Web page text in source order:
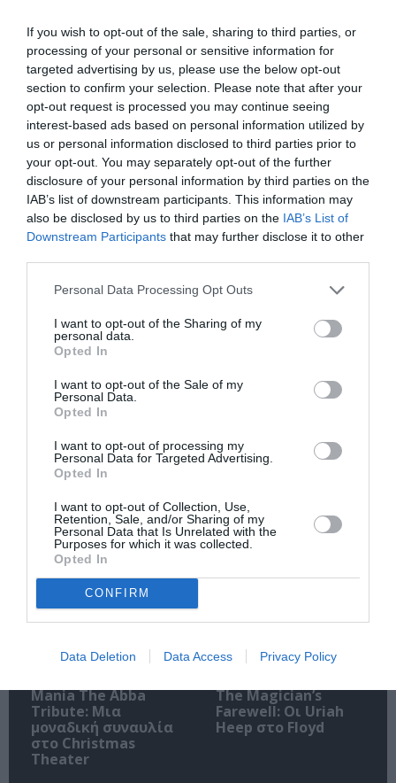
If you wish to opt-out of the sale, sharing to third parties, or
processing of your personal or sensitive information for
targeted advertising by us, please use the below opt-out
section to confirm your selection. Please note that after your
opt-out request is processed you may continue seeing
interest-based ads based on personal information utilized by
us or personal information disclosed to third parties prior to
your opt-out. You may separately opt-out of the further
disclosure of your personal information by third parties on the
IAB’s list of downstream participants. This information may
also be disclosed by us to third parties on the IAB’s List of
Downstream Participants that may further disclose it to other
Personal Data Processing Opt Outs
I want to opt-out of the Sharing of my
personal data.
Opted In
I want to opt-out of the Sale of my
Personal Data.
Opted In
I want to opt-out of processing my
Personal Data for Targeted Advertising.
Opted In
I want to opt-out of Collection, Use,
Retention, Sale, and/or Sharing of my
Personal Data that Is Unrelated with the
Purposes for which it was collected.
Opted In
CONFIRM
Data Deletion Data Access Privacy Policy
Δείτε όλα τα τελευταία νέαγια την Τέχνη και τον
Πολιτισμό στοCulturenow.gr
Νέοι Διαγωνισμοί❯
Tags
HALF NOTE JAZZ CLUB
JAZZ - BLUES - ETHNIC
ΣΥΝΑΥΛΙΕΣ 2019
Newsletter
την Τέχνη και τον Πολιτισμό!
Ακολουθήστε το Culturenow.gr
Σχετικά Άρθρα
Mania The Abba
Tribute: Μια
μοναδική συναυλία
στο Christmas
Theater
The Magician’s
Farewell: Οι Uriah
Heep στο Floyd